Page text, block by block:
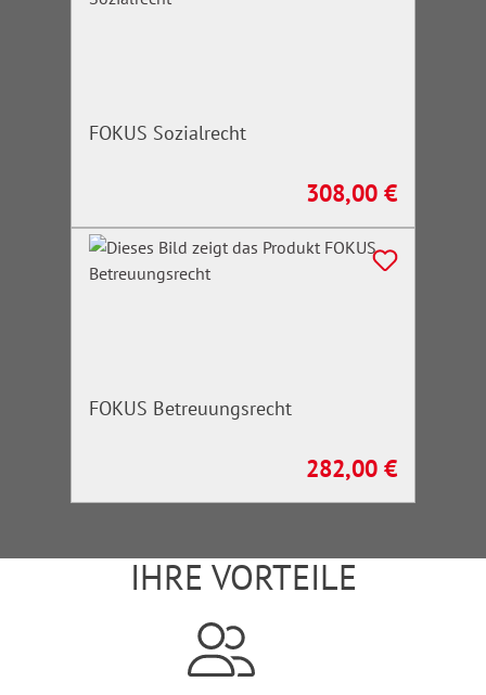
FOKUS Sozialrecht
Regulärer Preis:
308,00 €
FOKUS Betreuungsrecht
Regulärer Preis:
282,00 €
IHRE VORTEILE